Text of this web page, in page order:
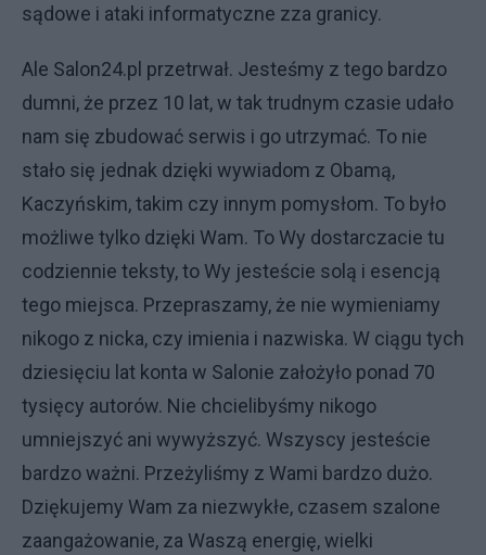
sądowe i ataki informatyczne zza granicy.
Ale Salon24.pl przetrwał. Jesteśmy z tego bardzo
dumni, że przez 10 lat, w tak trudnym czasie udało
nam się zbudować serwis i go utrzymać. To nie
stało się jednak dzięki wywiadom z Obamą,
Kaczyńskim, takim czy innym pomysłom. To było
możliwe tylko dzięki Wam. To Wy dostarczacie tu
codziennie teksty, to Wy jesteście solą i esencją
tego miejsca. Przepraszamy, że nie wymieniamy
nikogo z nicka, czy imienia i nazwiska. W ciągu tych
dziesięciu lat konta w Salonie założyło ponad 70
tysięcy autorów. Nie chcielibyśmy nikogo
umniejszyć ani wywyższyć. Wszyscy jesteście
bardzo ważni. Przeżyliśmy z Wami bardzo dużo.
Dziękujemy Wam za niezwykłe, czasem szalone
zaangażowanie, za Waszą energię, wielki